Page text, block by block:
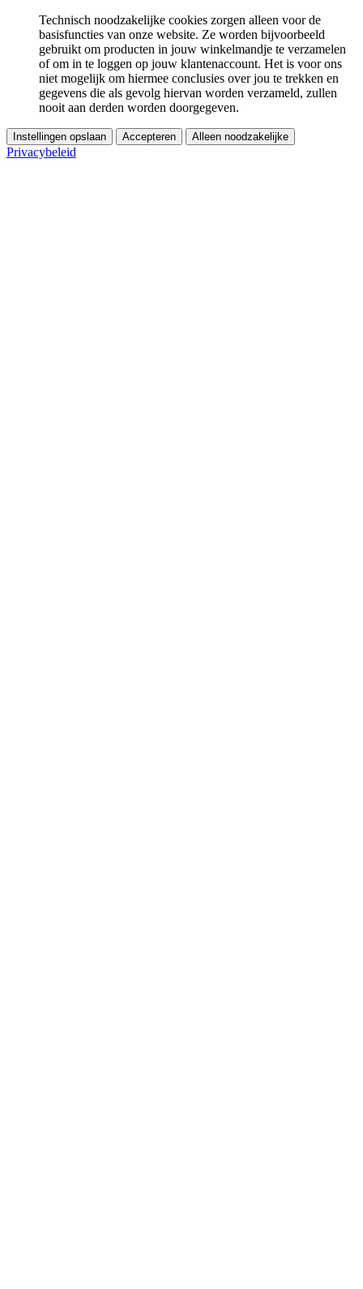
Technisch noodzakelijke cookies zorgen alleen voor de
basisfuncties van onze website. Ze worden bijvoorbeeld
gebruikt om producten in jouw winkelmandje te verzamelen
of om in te loggen op jouw klantenaccount. Het is voor ons
niet mogelijk om hiermee conclusies over jou te trekken en
gegevens die als gevolg hiervan worden verzameld, zullen
nooit aan derden worden doorgegeven.
Instellingen opslaan Accepteren Alleen noodzakelijke
Privacybeleid